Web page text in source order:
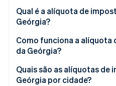
Qual é a alíquota de
Geórgia?
Como funciona a alíquota
da Geórgia?
Quais são as alíquotas de
Geórgia por cidade?